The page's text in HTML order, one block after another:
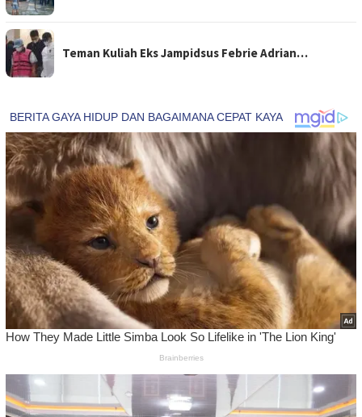
Teman Kuliah Eks Jampidsus Febrie Adrian…